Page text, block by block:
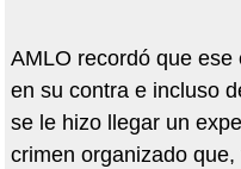
AMLO recordó que
en su contra e incluso
se le hizo llegar un
crimen organizado